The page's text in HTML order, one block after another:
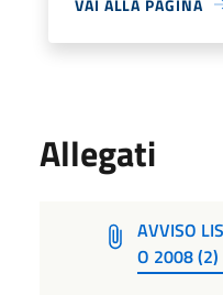
Allegati
AVVISO
O 2008 (2)